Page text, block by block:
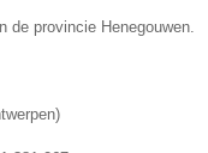
de provincie Henegouwen.
)